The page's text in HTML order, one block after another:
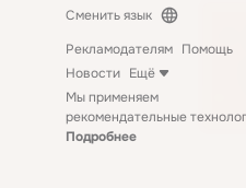
Сменить язык
Рекламодателям Помощь
Новости Ещё
Мы применяем
рекомендательные
Подробнее